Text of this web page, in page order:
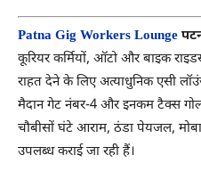
Patna Gig Workers Lounge
कूरियर कर्मियों, ऑटो और बाइक
राहत देने के लिए अत्याधुनिक एसी
मैदान गेट नंबर-4 और इनकम टैक्स
चौबीसों घंटे आराम, ठंडा पेयजल,
उपलब्ध कराई जा रही हैं।